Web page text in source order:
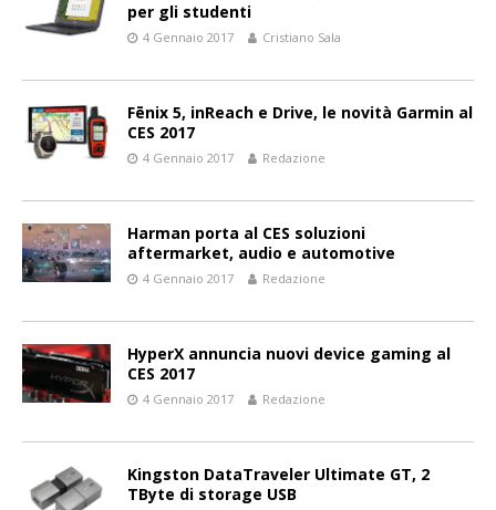
per gli studenti
4 Gennaio 2017 Cristiano Sala
Fēnix 5, inReach e Drive, le novità Garmin al
CES 2017
4 Gennaio 2017 Redazione
Harman porta al CES soluzioni
aftermarket, audio e automotive
4 Gennaio 2017 Redazione
HyperX annuncia nuovi device gaming al
CES 2017
4 Gennaio 2017 Redazione
Kingston DataTraveler Ultimate GT, 2
TByte di storage USB